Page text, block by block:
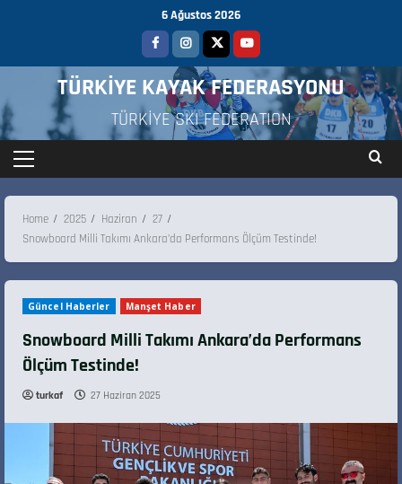
6 Ağustos 2026
TÜRKİYE KAYAK FEDERASYONU
TÜRKİYE SKI FEDERATION
Home 2025 Haziran
27
Snowboard Milli Takımı Ankara’da Performans Ölçüm Testinde!
Güncel Haberler Manşet Haber
Snowboard Milli Takımı Ankara’da Performans
Ölçüm Testinde!
turkaf 27 Haziran 2025